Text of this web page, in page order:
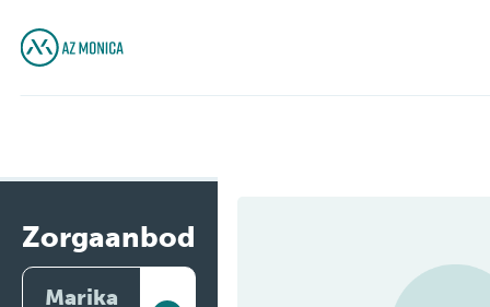
Zorgaanbod
Marika